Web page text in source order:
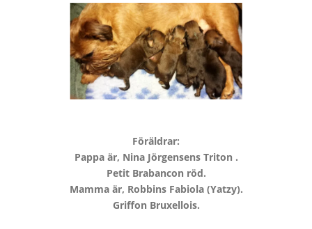
Föräldrar:
Pappa är, Nina Jörgensens Triton .
Petit Brabancon röd.
Mamma är, Robbins Fabiola (Yatzy).
Griffon Bruxellois.